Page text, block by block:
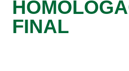
FINAL